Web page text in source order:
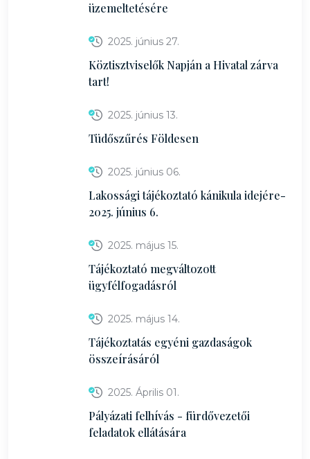
üzemeltetésére
2025. június 27.
Köztisztviselők Napján a Hivatal zárva
tart!
2025. június 13.
Tüdőszűrés Földesen
2025. június 06.
Lakossági tájékoztató kánikula idejére-
2025. június 6.
2025. május 15.
Tájékoztató megváltozott
ügyfélfogadásról
2025. május 14.
Tájékoztatás egyéni gazdaságok
összeírásáról
2025. Április 01.
Pályázati felhívás - fürdővezetői
feladatok ellátására